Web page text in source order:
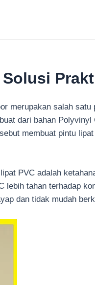
merupakan salah
dari bahan
membuat pintu
PVC adalah
lebih tahan terhadap
dan tidak mudah